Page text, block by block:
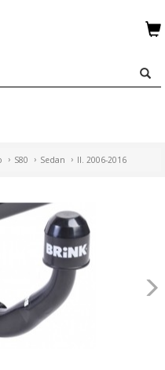
S80 Sedan II. 2006-2016